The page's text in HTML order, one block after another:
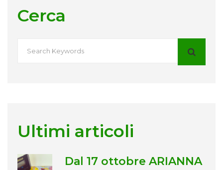
Cerca
Ultimi articoli
Dal 17 ottobre ARIANNA